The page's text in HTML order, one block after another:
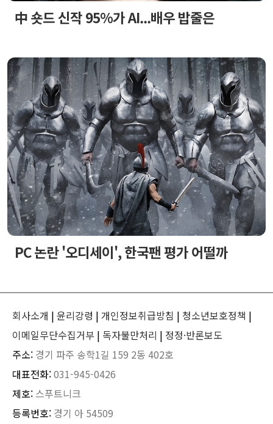
中 숏드 신작 95%가 AI...배우 밥줄은
PC 논란 '오디세이', 한국팬 평가 어떨까
회사소개 | 윤리강령 | 개인정보취급방침 | 청소년보호정책 |
이메일무단수집거부 | 독자불만처리 | 정정·반론보도
주소: 경기 파주 송학1길 159 2동 402호
대표전화:031-945-0426
제호: 스푸트니크
등록번호: 경기 아 54509